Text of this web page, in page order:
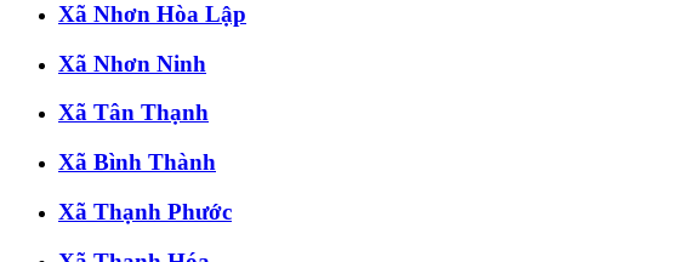
Xã Nhơn Hòa Lập
Xã Nhơn Ninh
Xã Tân Thạnh
Xã Bình Thành
Xã Thạnh Phước